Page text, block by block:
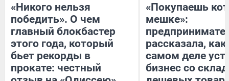
«Никого нельзя
победить». О чем
главный блокбастер
этого года, который
бьет рекорды в
прокате: честный
«Покупаешь
мешке»:
рассказала, как
самом деле
бизнес со